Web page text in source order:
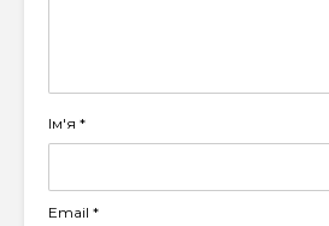
Ім'я *
Email *